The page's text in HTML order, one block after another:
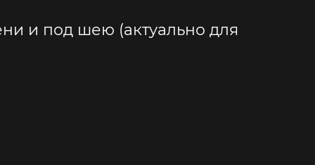
и под шею (актуально для